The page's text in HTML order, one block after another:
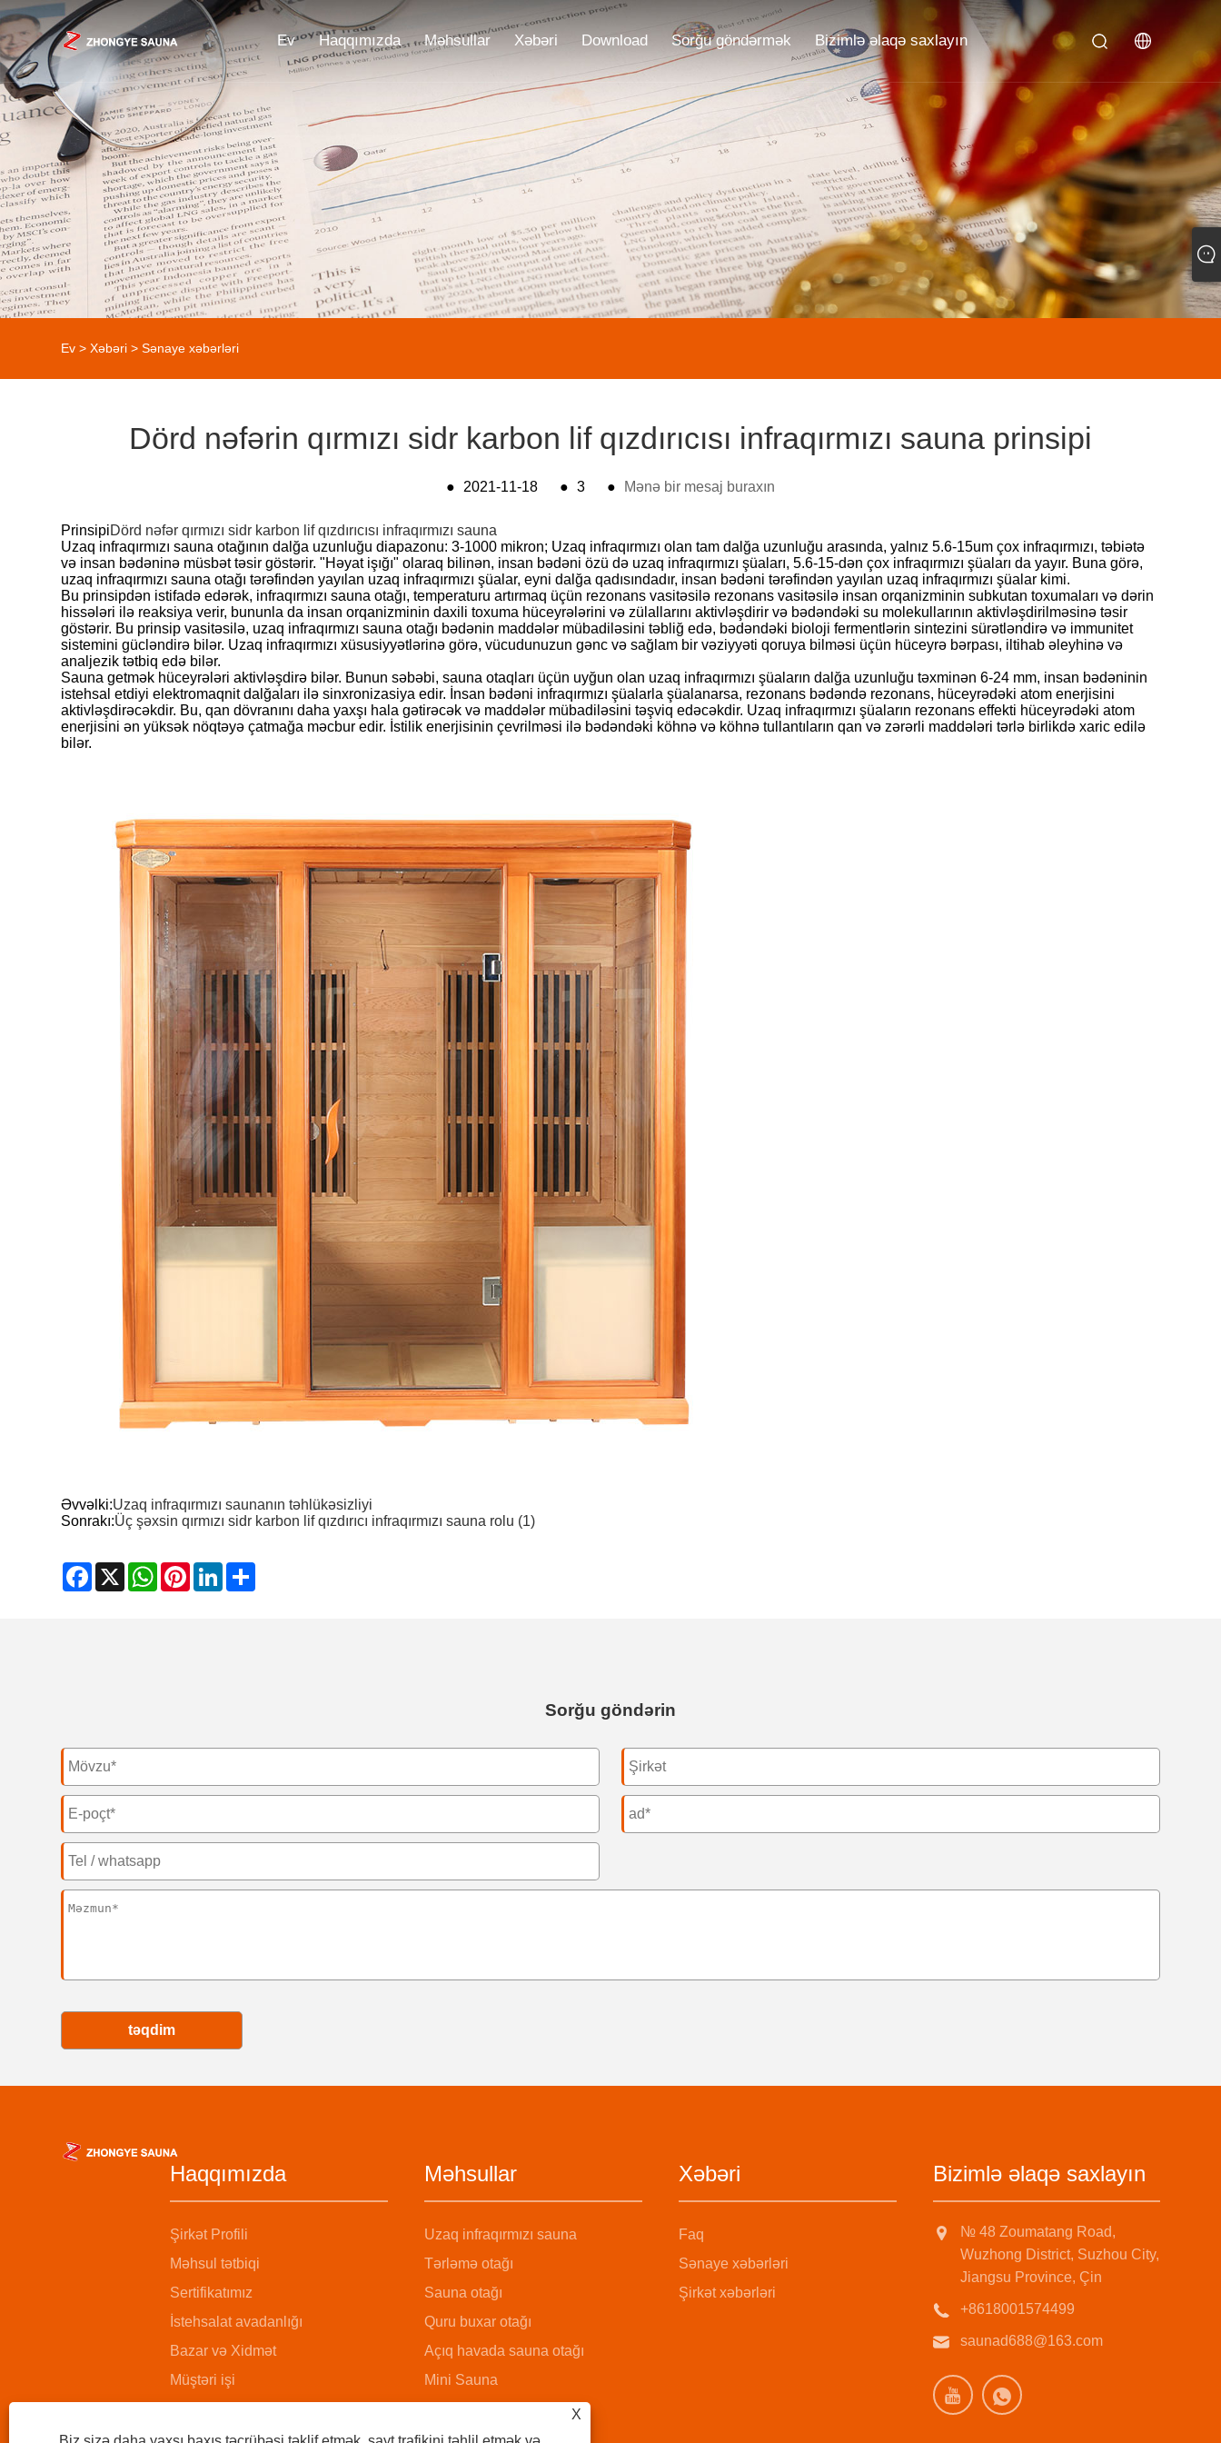
Ev Haqqımızda Məhsullar Xəbəri Download Sorğu göndərmək Bizimlə əlaqə saxlayın
Ev > Xəbəri >Sənaye xəbərləri
Dörd nəfərin qırmızı sidr karbon lif qızdırıcısı infraqırmızı sauna prinsipi
● 2021-11-18 ● 3 ● Mənə bir mesaj buraxın
PrinsipiDörd nəfər qırmızı sidr karbon lif qızdırıcısı infraqırmızı sauna
Uzaq infraqırmızı sauna otağının dalğa uzunluğu diapazonu: 3-1000 mikron; Uzaq infraqırmızı olan tam dalğa uzunluğu arasında, yalnız 5.6-15um çox infraqırmızı, təbiətə
və insan bədəninə müsbət təsir göstərir. "Həyat işığı" olaraq bilinən, insan bədəni özü də uzaq infraqırmızı şüaları, 5.6-15-dən çox infraqırmızı şüaları da yayır. Buna görə,
uzaq infraqırmızı sauna otağı tərəfindən yayılan uzaq infraqırmızı şüalar, eyni dalğa qadısındadır, insan bədəni tərəfindən yayılan uzaq infraqırmızı şüalar kimi.
Bu prinsipdən istifadə edərək, infraqırmızı sauna otağı, temperaturu artırmaq üçün rezonans vasitəsilə rezonans vasitəsilə insan orqanizminin subkutan toxumaları və dərin
hissələri ilə reaksiya verir, bununla da insan orqanizminin daxili toxuma hüceyrələrini və zülallarını aktivləşdirir və bədəndəki su molekullarının aktivləşdirilməsinə təsir
göstərir. Bu prinsip vasitəsilə, uzaq infraqırmızı sauna otağı bədənin maddələr mübadiləsini təbliğ edə, bədəndəki bioloji fermentlərin sintezini sürətləndirə və immunitet
sistemini gücləndirə bilər. Uzaq infraqırmızı xüsusiyyətlərinə görə, vücudunuzun gənc və sağlam bir vəziyyəti qoruya bilməsi üçün hüceyrə bərpası, iltihab əleyhinə və
analjezik tətbiq edə bilər.
Sauna getmək hüceyrələri aktivləşdirə bilər. Bunun səbəbi, sauna otaqları üçün uyğun olan uzaq infraqırmızı şüaların dalğa uzunluğu təxminən 6-24 mm, insan bədəninin
istehsal etdiyi elektromaqnit dalğaları ilə sinxronizasiya edir. İnsan bədəni infraqırmızı şüalarla şüalanarsa, rezonans bədəndə rezonans, hüceyrədəki atom enerjisini
aktivləşdirəcəkdir. Bu, qan dövranını daha yaxşı hala gətirəcək və maddələr mübadiləsini təşviq edəcəkdir. Uzaq infraqırmızı şüaların rezonans effekti hüceyrədəki atom
enerjisini ən yüksək nöqtəyə çatmağa məcbur edir. İstilik enerjisinin çevrilməsi ilə bədəndəki köhnə və köhnə tullantıların qan və zərərli maddələri tərlə birlikdə xaric edilə
bilər.
Əvvəlki:Uzaq infraqırmızı saunanın təhlükəsizliyi
Sonrakı:Üç şəxsin qırmızı sidr karbon lif qızdırıcı infraqırmızı sauna rolu (1)
Facebook
X WhatsApp
PinterestLinkedIn
Sorğu göndərin
təqdim
Haqqımızda
Şirkət Profili
Məhsul tətbiqi
Sertifikatımız
İstehsalat avadanlığı
Bazar və Xidmət
Müştəri işi
Məhsullar
Uzaq infraqırmızı sauna
Tərləmə otağı
Sauna otağı
Quru buxar otağı
Açıq havada sauna otağı
Mini Sauna
Taxta vedrə Sauna otağı
Xəbəri
Faq
Sənaye xəbərləri
Şirkət xəbərləri
Bizimlə əlaqə saxlayın
№ 48 Zoumatang Road,
Wuzhong District, Suzhou City,
Jiangsu Province, Çin
+8618001574499
saunad688@163.com
X